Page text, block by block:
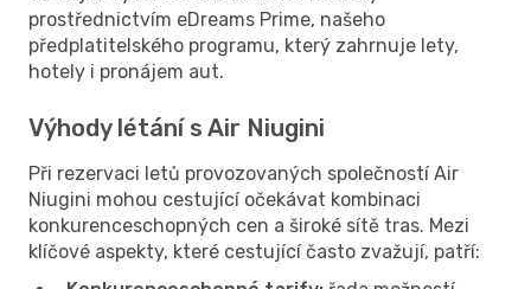
prostřednictvím eDreams Prime, našeho
předplatitelského programu, který zahrnuje lety,
hotely i pronájem aut.
Výhody létání s Air Niugini
Při rezervaci letů provozovaných společností Air
Niugini mohou cestující očekávat kombinaci
konkurenceschopných cen a široké sítě tras. Mezi
klíčové aspekty, které cestující často zvažují, patří: